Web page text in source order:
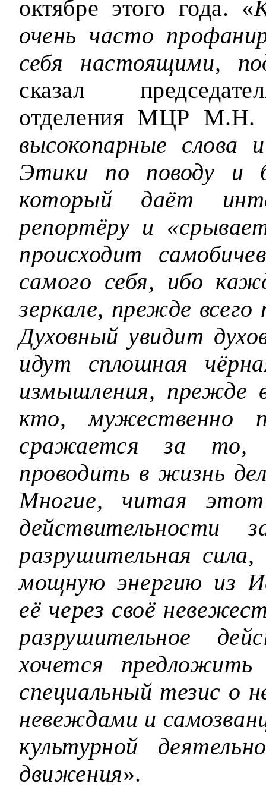
октябре этого года. «
очень часто
себя настоящими,
сказал
отделения МЦР
высокопарные
Этики по поводу и
который даёт
репортёру и
происходит
самого себя, ибо
зеркале, прежде
Духовный увидит
идут сплошная
измышления, прежде
кто, мужественно
сражается за то,
проводить в жизнь
Многие, читая
разрушительная
мощную энергию из
её через своё
разрушительное
хочется
специальный тезис о
невеждами и
культурной
движения».